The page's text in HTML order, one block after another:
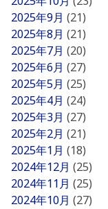
2025年9月 (21)
2025年8月 (21)
2025年7月 (20)
2025年6月 (27)
2025年5月 (25)
2025年4月 (24)
2025年3月 (27)
2025年2月 (21)
2025年1月 (18)
2024年12月 (25)
2024年11月 (25)
2024年10月 (27)